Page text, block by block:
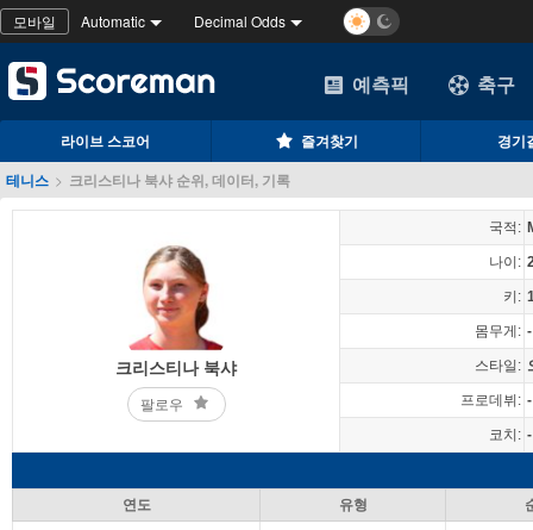
모바일 Automatic Decimal Odds
예측픽 축구
라이브 스코어 즐겨찾기
경기
테니스 > 크리스티나 북샤 순위, 데이터, 기록
크리스티나 북샤
팔로우
국적:
나이:
키:
몸무게: -
스타일:
프로데뷔: -
코치: -
연도 유형